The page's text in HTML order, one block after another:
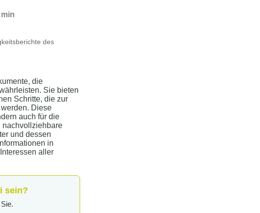
des
die
Sie bieten
Schritte, die zur
Diese
auch für die
nachvollziehbare
und dessen
in
aller
sein?